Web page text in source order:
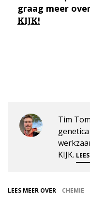
graag meer
KIJK!
Tim
KIJK.
LEES MEER OVER CHEMIE